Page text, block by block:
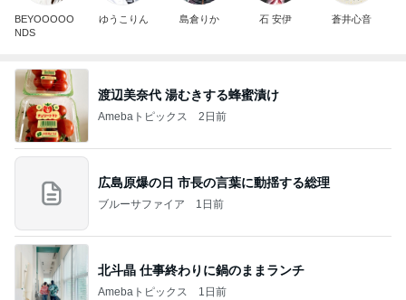
BEYOOOOO
NDS
ゆうこりん 島倉りか 石 安伊 蒼井心音
渡辺美奈代 湯むきする蜂蜜漬け
Amebaトピックス 2日前
広島原爆の日 市長の言葉に動揺する総理
ブルーサファイア 1日前
北斗晶 仕事終わりに鍋のままランチ
Amebaトピックス 1日前